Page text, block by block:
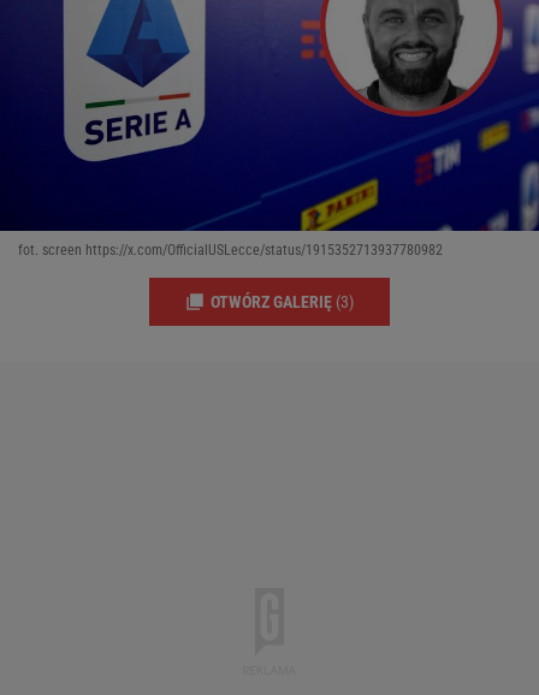
fot. screen https://x.com/OfficialUSLecce/status/1915352713937780982
OTWÓRZ GALERIĘ (3)